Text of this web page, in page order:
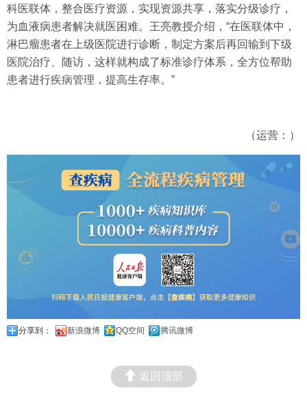
科医联体，整合医疗资源，实现资源共享，落实分级诊疗，
为血液病患者解决就医困难。王亮教授介绍，“在医联体中，
淋巴瘤患者在上级医院进行诊断，制定方案后再回输到下级
医院治疗、随访，这样就构成了标准诊疗体系，全方位帮助
患者进行疾病管理，提高生存率。”
（运营：）
分享到： 新浪微博 QQ空间 腾讯微博
返回顶部